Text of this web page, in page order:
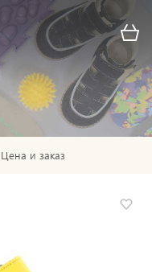
Цена и заказ